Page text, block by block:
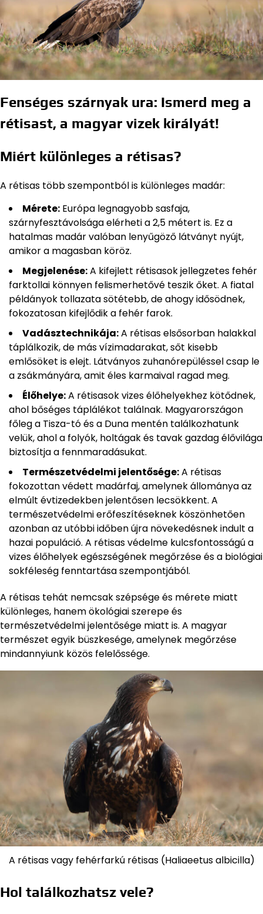
Fenséges szárnyak ura: Ismerd meg a
rétisast, a magyar vizek királyát!
Miért különleges a rétisas?
A rétisas több szempontból is különleges madár:
Mérete: Európa legnagyobb sasfaja,
szárnyfesztávolsága elérheti a 2,5 métert is. Ez a
hatalmas madár valóban lenyűgöző látványt nyújt,
amikor a magasban köröz.
Megjelenése:A kifejlett rétisasok jellegzetes fehér
farktollai könnyen felismerhetővé teszik őket. A fiatal
példányok tollazata sötétebb, de ahogy idősödnek,
fokozatosan kifejlődik a fehér farok.
Vadásztechnikája:A rétisas elsősorban halakkal
táplálkozik, de más vízimadarakat, sőt kisebb
emlősöket is elejt. Látványos zuhanórepüléssel csap le
a zsákmányára, amit éles karmaival ragad meg.
Élőhelye:A rétisasok vizes élőhelyekhez kötődnek,
ahol bőséges táplálékot találnak. Magyarországon
főleg a Tisza-tó és a Duna mentén találkozhatunk
velük, ahol a folyók, holtágak és tavak gazdag élővilága
biztosítja a fennmaradásukat.
Természetvédelmi jelentősége:A rétisas
fokozottan védett madárfaj, amelynek állománya az
elmúlt évtizedekben jelentősen lecsökkent. A
természetvédelmi erőfeszítéseknek köszönhetően
azonban az utóbbi időben újra növekedésnek indult a
hazai populáció. A rétisas védelme kulcsfontosságú a
vizes élőhelyek egészségének megőrzése és a biológiai
sokféleség fenntartása szempontjából.
A rétisas tehát nemcsak szépsége és mérete miatt
különleges, hanem ökológiai szerepe és
természetvédelmi jelentősége miatt is. A magyar
természet egyik büszkesége, amelynek megőrzése
mindannyiunk közös felelőssége.
A rétisas vagy fehérfarkú rétisas (Haliaeetus albicilla)
Hol találkozhatsz vele?